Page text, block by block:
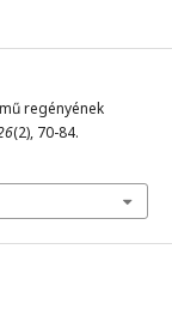
regényének
(2), 70-84.